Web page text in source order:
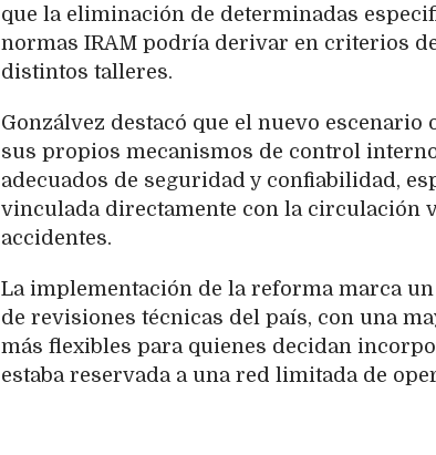
que la eliminación de determinadas
normas IRAM podría derivar en criterios
distintos talleres.
Gonzálvez destacó que el nuevo
sus propios mecanismos de control
adecuados de seguridad y confiabilidad,
vinculada directamente con la circulación
accidentes.
La implementación de la reforma marca
de revisiones técnicas del país, con una
más flexibles para quienes decidan
estaba reservada a una red limitada de